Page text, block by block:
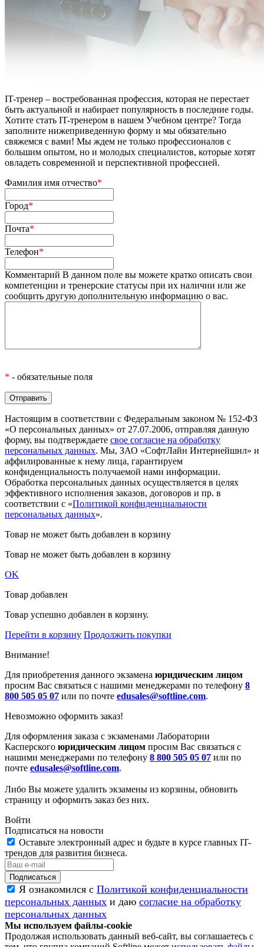
IT-тренер – востребованная профессия, которая не перестает
быть актуальной и набирает популярность в последние годы.
Хотите стать IT-тренером в нашем Учебном центре? Тогда
заполните нижеприведенную форму и мы обязательно
свяжемся с вами! Мы ждем не только профессионалов с
большим опытом, но и молодых специалистов, которые хотят
овладеть современной и перспективной профессией.
Фамилия имя отчество*
Город*
Почта*
Телефон*
Комментарий В данном поле вы можете кратко описать свои
компетенции и тренерские статусы при их наличии или же
сообщить другую дополнительную информацию о вас.
* - обязательные поля
Настоящим в соответствии с Федеральным законом № 152-ФЗ
«О персональных данных» от 27.07.2006, отправляя данную
форму, вы подтверждаете свое согласие на обработку
персональных данных. Мы, ЗАО «СофтЛайн Интернейшнл» и
аффилированные к нему лица, гарантируем
конфиденциальность получаемой нами информации.
Обработка персональных данных осуществляется в целях
эффективного исполнения заказов, договоров и пр. в
соответствии с «Политикой конфиденциальности
персональных данных».
Товар не может быть добавлен в корзину
Товар не может быть добавлен в корзину
OK
Товар добавлен
Товар успешно добавлен в корзину.
Перейти в корзину Продолжить покупки
Внимание!
Для приобретения данного экзамена юридическим лицом
просим Вас связаться с нашими менеджерами по телефону 8
800 505 05 07 или по почте edusales@softline.com.
Невозможно оформить заказ!
Для оформления заказа с экзаменами Лаборатории
Касперского юридическим лицом просим Вас связаться с
нашими менеджерами по телефону 8 800 505 05 07 или по
почте edusales@softline.com.
Либо Вы можете удалить экзамены из корзины, обновить
страницу и оформить заказ без них.
Войти
Подписаться на новости
Оставьте электронный адрес и будьте в курсе главных IT-
трендов для развития бизнеса.
Я ознакомился с Политикой конфиденциальности
персональных данных и даю согласие на обработку
персональных данных
Мы используем файлы-cookie
Продолжая использовать данный веб-сайт, вы соглашаетесь с